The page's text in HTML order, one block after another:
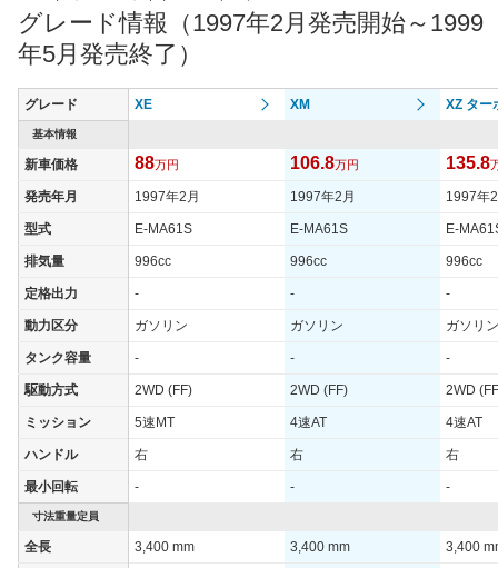
グレード情報（1997年2月発売開始～1999
年5月発売終了）
グレード XE XM XZ ター
基本情報
新車価格 88万円 106.8万円 135.8
発売年月 1997年2月 1997年2月 1997年
型式 E-MA61S E-MA61S E-
排気量 996cc 996cc 996cc
定格出力 - - -
動力区分 ガソリン ガソリン ガソリン
タンク容量 - - -
駆動方式 2WD (FF) 2WD (FF) 2WD
ミッション 5速MT 4速AT 4速AT
ハンドル 右 右 右
最小回転 - - -
寸法重量定員
全長 3,400 mm 3,400 mm 3,400